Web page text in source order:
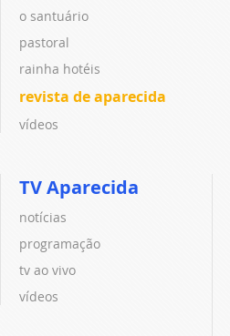
o santuário
pastoral
rainha hotéis
revista de aparecida
vídeos
TV Aparecida
notícias
programação
tv ao vivo
vídeos